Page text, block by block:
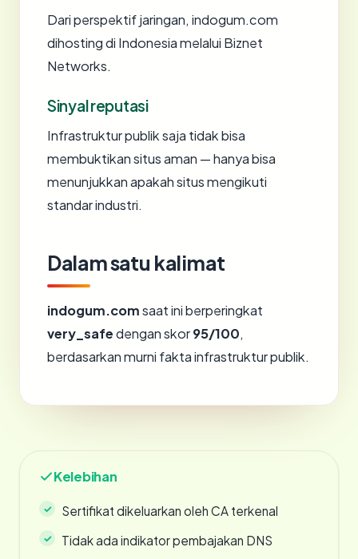
Dari perspektif jaringan, indogum.com
dihosting di Indonesia melalui Biznet
Networks.
Sinyal reputasi
Infrastruktur publik saja tidak bisa
membuktikan situs aman — hanya bisa
menunjukkan apakah situs mengikuti
standar industri.
Dalam satu kalimat
indogum.comsaat ini berperingkat
very_safedengan skor95/100,
berdasarkan murni fakta infrastruktur publik.
Kelebihan
Sertifikat dikeluarkan oleh CA terkenal
Tidak ada indikator pembajakan DNS